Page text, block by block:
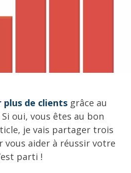
de clientsgrâce au
Si oui, vous êtes au bon
je vais partager trois
vous aider à réussir votre
parti !